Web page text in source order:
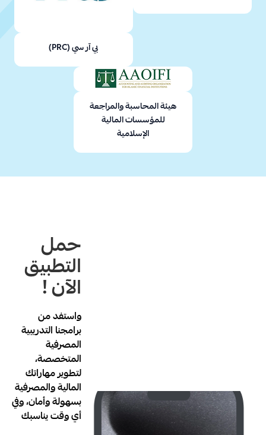
بي آر سي (PRC)
هيئة المحاسبة والمراجعة
للمؤسسات المالية
الإسلامية
حمل
التطبيق
الآن !
واستفد من
برامجنا التدريبية
المصرفية
المتخصصة،
لتطوير مهاراتك
المالية والمصرفية
بسهولة وأمان، وفي
أي وقت يناسبك